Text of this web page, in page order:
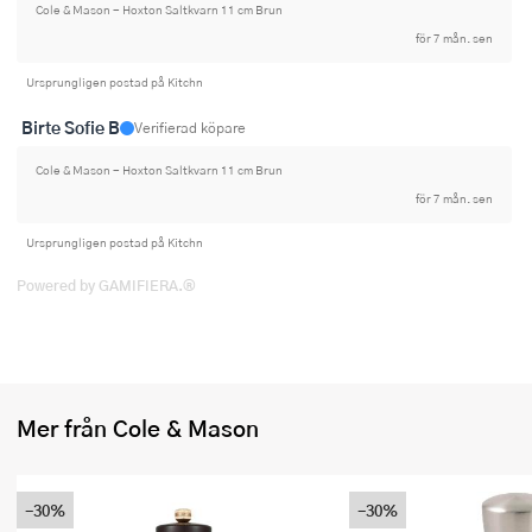
Ugnsformar
Vispar
Vitlökspressar
Ångkokare och ånginsatser
Övriga köksredskap
Cole & Mason - Hoxton Saltkvarn 11 cm Brun
för 7 mån. sen
Ursprungligen postad på Kitchn
Birte Sofie B Verifierad köpare
Cole & Mason - Hoxton Saltkvarn 11 cm Brun
för 7 mån. sen
Ursprungligen postad på Kitchn
Powered by GAMIFIERA.®
Mer från Cole & Mason
-30% -30%